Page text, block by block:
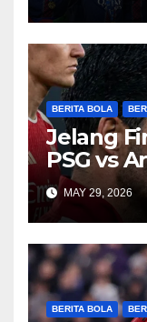
BERITA BOLA
Jelang
PSG vs
Sengit
MAY 29, 2026
BERITA BOLA